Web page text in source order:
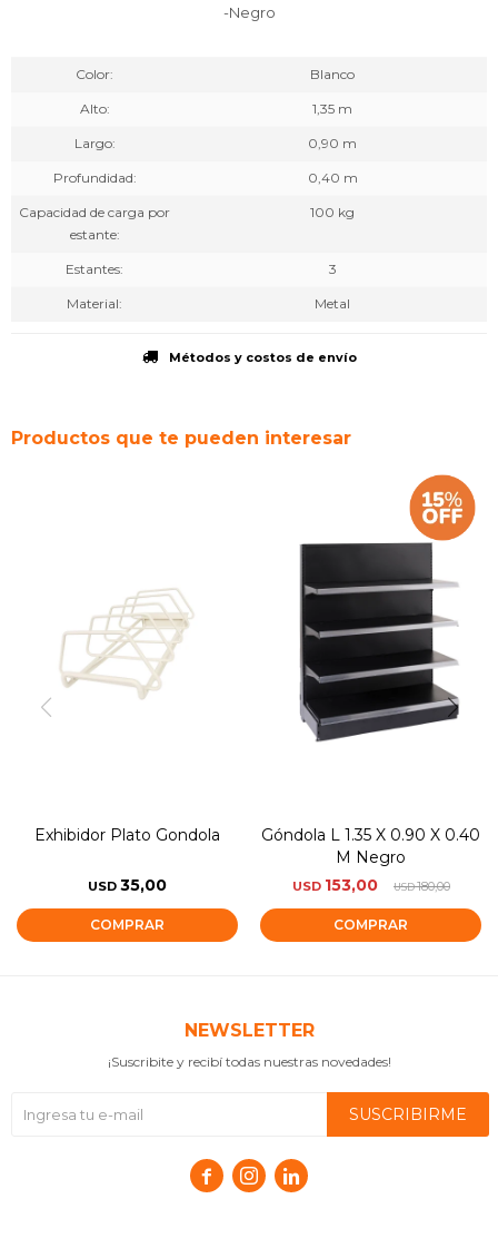
-Negro
Color Blanco
Alto 1,35 m
Largo 0,90 m
Profundidad 0,40 m
Capacidad de carga por
estante
100 kg
Estantes 3
Material Metal
Métodos y costos de envío
Productos que te pueden interesar
Exhibidor Plato Gondola
USD 35,00
Góndola L 1.35 X 0.90 X 0.40
M Negro
USD 153,00 USD180,00
NEWSLETTER
¡Suscribite y recibí todas nuestras novedades!
SUSCRIBIRME
  